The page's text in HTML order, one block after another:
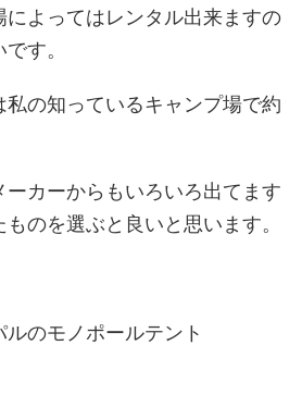
によってはレンタル出来ますの
す。
私の知っているキャンプ場で約
カーからもいろいろ出てます
のを選ぶと良いと思います。
のモノポールテント